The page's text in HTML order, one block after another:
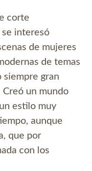
corte
interesó
de mujeres
de temas
gran
un mundo
estilo muy
aunque
que por
con los